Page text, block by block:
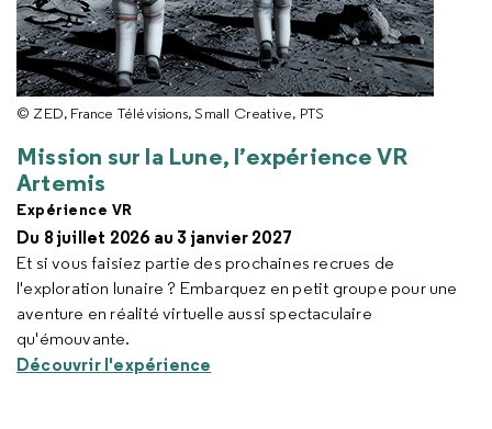
© ZED, France Télévisions, Small Creative, PTS
Mission sur la Lune, l’expérience VR
Artemis
Expérience VR
Du 8 juillet 2026 au 3 janvier 2027
Et si vous faisiez partie des prochaines recrues de
l'exploration lunaire ? Embarquez en petit groupe pour une
aventure en réalité virtuelle aussi spectaculaire
qu'émouvante.
Découvrir l'expérience